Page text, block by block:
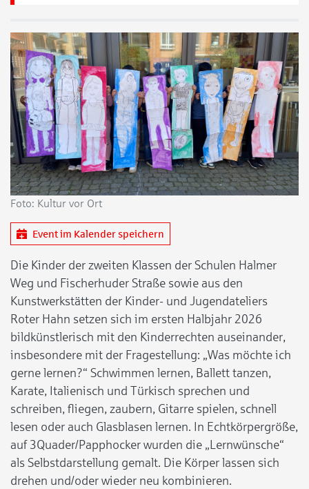
Foto: Kultur vor Ort
Event im Kalender speichern
Die Kinder der zweiten Klassen der Schulen Halmer
Weg und Fischerhuder Straße sowie aus den
Kunstwerkstätten der Kinder- und Jugendateliers
Roter Hahn setzen sich im ersten Halbjahr 2026
bildkünstlerisch mit den Kinderrechten auseinander,
insbesondere mit der Fragestellung: „Was möchte ich
gerne lernen?“ Schwimmen lernen, Ballett tanzen,
Karate, Italienisch und Türkisch sprechen und
schreiben, fliegen, zaubern, Gitarre spielen, schnell
lesen oder auch Glasblasen lernen. In Echtkörpergröße,
auf 3Quader/Papphocker wurden die „Lernwünsche“
als Selbstdarstellung gemalt. Die Körper lassen sich
drehen und/oder wieder neu kombinieren.